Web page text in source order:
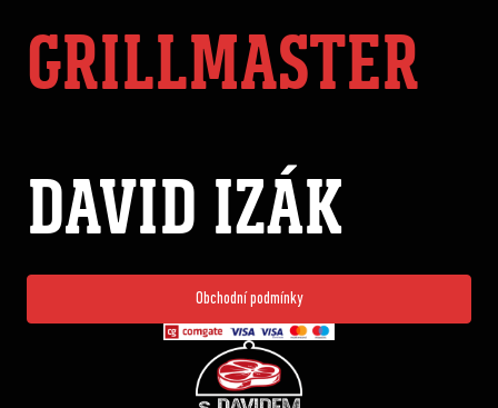
GRILLMASTER
DAVID IZÁK
Obchodní podmínky